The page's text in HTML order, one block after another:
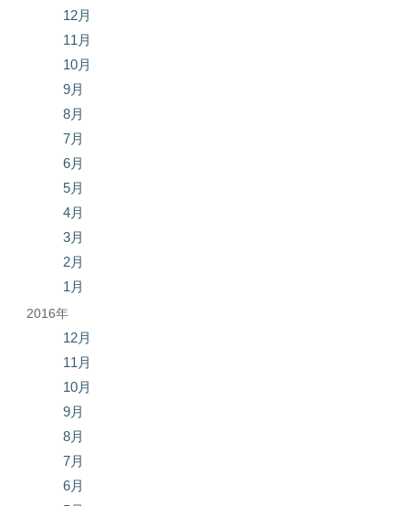
12月
11月
10月
9月
8月
7月
6月
5月
4月
3月
2月
1月
2016年
12月
11月
10月
9月
8月
7月
6月